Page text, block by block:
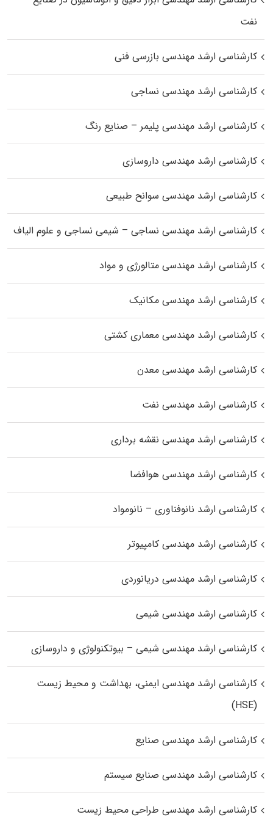
نفت
کارشناسی ارشد مهندسی بازرسی فنی
کارشناسی ارشد مهندسی نساجی
کارشناسی ارشد مهندسی پلیمر – صنایع رنگ
کارشناسی ارشد مهندسی داروسازی
کارشناسی ارشد مهندسی سوانح طبیعی
کارشناسی ارشد مهندسی نساجی – شیمی نساجی و علوم الیاف
کارشناسی ارشد مهندسی متالورژی و مواد
کارشناسی ارشد مهندسی مکانیک
کارشناسی ارشد مهندسی معماری کشتی
کارشناسی ارشد مهندسی معدن
کارشناسی ارشد مهندسی نفت
کارشناسی ارشد مهندسی نقشه برداری
کارشناسی ارشد مهندسی هوافضا
کارشناسی ارشد نانوفناوری – نانومواد
کارشناسی ارشد مهندسی کامپیوتر
کارشناسی ارشد مهندسی دریانوردی
کارشناسی ارشد مهندسی شیمی
کارشناسی ارشد مهندسی شیمی – بیوتکنولوژی و داروسازی
کارشناسی ارشد مهندسی ایمنی، بهداشت و محیط زیست
(HSE)
کارشناسی ارشد مهندسی صنایع
کارشناسی ارشد مهندسی صنایع سیستم
کارشناسی ارشد مهندسی طراحی محیط زیست